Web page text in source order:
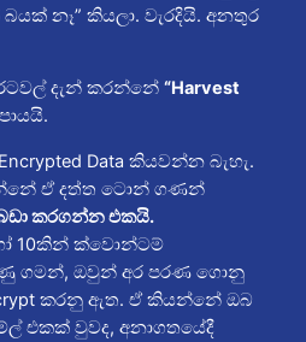
නෑ” කියලා. වැරදියි. අනතුර
දැන් කරන්නේ “Harvest
Data කියවන්න බැහැ.
ඒ දත්ත ටොන් ගණන්
කරගන්න එකයි.
10කින් ක්වොන්ටම්
ගමන්, ඔවුන් අර පරණ ගොනු
කරනු ඇත. ඒ කියන්නේ ඔබ
එකක් වුවද, අනාගතයේදී